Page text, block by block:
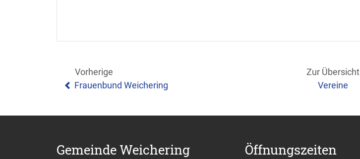
Vorherige
Frauenbund Weichering
Zur Übersicht
Vereine
Gemeinde Weichering Öffnungszeiten